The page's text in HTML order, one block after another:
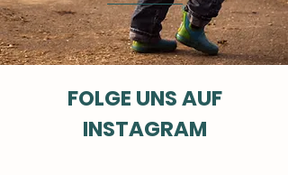
FOLGE UNS AUF
INSTAGRAM